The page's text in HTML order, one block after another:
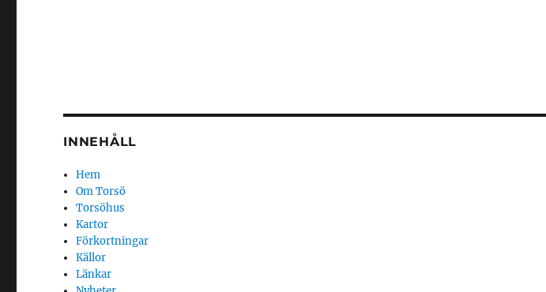
INNEHÅLL
Hem
Om Torsö
Torsöhus
Kartor
Förkortningar
Källor
Länkar